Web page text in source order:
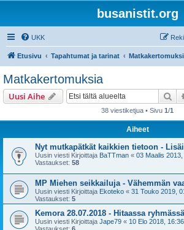
busanistit.org
UKK
Etusivu Tapahtumat ja tarinat
Matkakertomuksia
Uusi Aihe
38 viestiketjua • Sivu 1/1
Aiheet
Nyt mutkapätkät kaikkien tietoon -
Uusin viesti Kirjoittaja BaTTman « 03 Maalis 2013,
Vastaukset: 58
MP Miehen seikkailuja - Vähemmän
Uusin viesti Kirjoittaja Ekoteko « 31 Touko 2019,
Vastaukset: 5
Kemora 28.07.2018 - Hitaassa
Uusin viesti Kirjoittaja Jape79 « 10 Elo 2018, 16:36